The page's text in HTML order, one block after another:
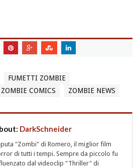
FUMETTI ZOMBIE
ZOMBIE COMICS ZOMBIE NEWS
DarkSchneider
"Zombi" di Romero, il miglior film
di tutti i tempi. Sempre da piccolo fu
dal videoclip "Thriller" di